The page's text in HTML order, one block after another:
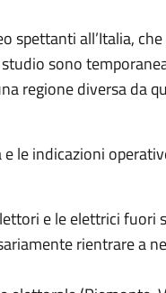
spettanti all’Italia, che
sono
regione diversa da
le indicazioni
e le elettrici fuori
rientrare a